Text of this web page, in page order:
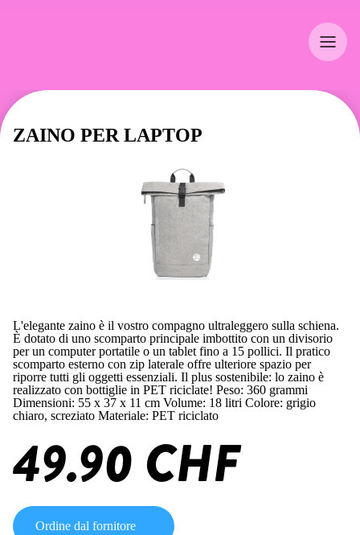
ZAINO PER LAPTOP
L'elegante zaino è il vostro compagno ultraleggero sulla schiena.
È dotato di uno scomparto principale imbottito con un divisorio
per un computer portatile o un tablet fino a 15 pollici. Il pratico
scomparto esterno con zip laterale offre ulteriore spazio per
riporre tutti gli oggetti essenziali. Il plus sostenibile: lo zaino è
realizzato con bottiglie in PET riciclate! Peso: 360 grammi
Dimensioni: 55 x 37 x 11 cm Volume: 18 litri Colore: grigio
chiaro, screziato Materiale: PET riciclato
49.90 CHF
Ordine dal fornitore